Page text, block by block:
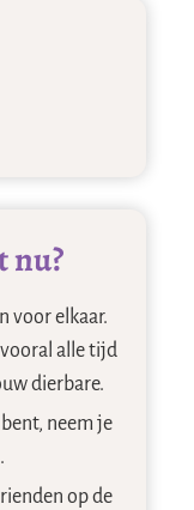
nu?
voor elkaar.
alle tijd
dierbare.
neem je
op de